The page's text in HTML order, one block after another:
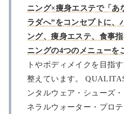
ニング×痩身エステで「あ
ラダへ”をコンセプトに、
ング、痩身エステ、食事
ニングの4つのメニューを
トやボディメイクを目指
整えています。
ンタルウェア・シューズ
ネラルウォーター・プロ